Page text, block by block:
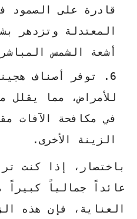
قادرة على الصمود
المعتدلة وتزدهر
أشعة الشمس
توفر أصناف
للأمراض، مما يقلل
في مكافحة الآفات
الزينة الأخرى.
باختصار، إذا كنت
عائداً جمالياً كبيراً
العناية، فإن هذه